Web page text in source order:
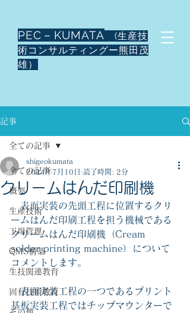
PEC－KUMATA
(生産技
術コンサルティングー熊田茂
雄）
記事
全ての記事
概要
生産技術
工場管理
QMS構築
生技関連教育
固有技術教育
全ての記事
クリームはんだ印刷機
shigeokumata
2024年7月10日
読了時間: 2分
表面実装の先頭工程に位置するクリ
ームはんだ印刷工程を担う機械である
クリームはんだ印刷機（Cream
solder printing machine）について
コメントします。
表面実装工程の一つであるプリント
基板実装工程ではチップマウンターで